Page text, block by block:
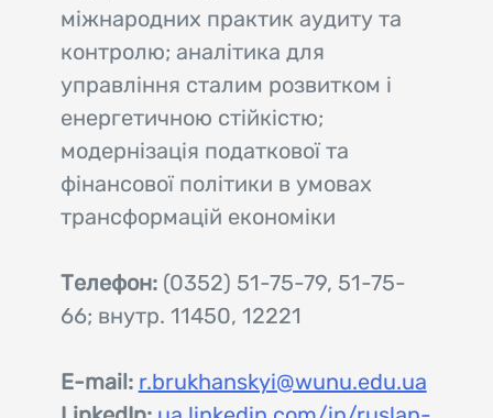
міжнародних практик аудиту та
контролю; аналітика для
управління сталим розвитком і
енергетичною стійкістю;
модернізація податкової та
фінансової політики в умовах
трансформацій економіки
Телефон:(0352) 51-75-79, 51-75-
66; внутр. 11450, 12221
E-mail: r.brukhanskyi@wunu.edu.ua